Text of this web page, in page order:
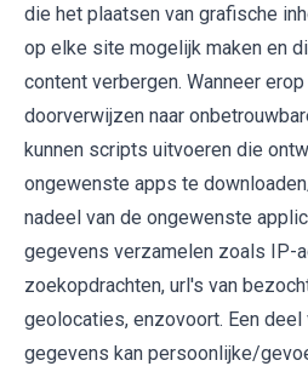
die het plaatsen van grafische
op elke site mogelijk maken en
content verbergen. Wanneer
doorverwijzen naar
kunnen scripts uitvoeren die
ongewenste apps te
nadeel van de ongewenste
gegevens verzamelen zoals IP-
zoekopdrachten, url's van
geolocaties, enzovoort. Een deel
gegevens kan persoonlijke/